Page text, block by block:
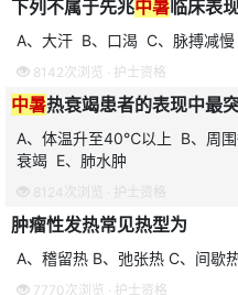
下列不属于先兆中暑临床表
A、大汗 B、口渴 C、脉搏减
8142次浏览 · 护士资格
中暑热衰竭患者的表现中最
A、体温升至40℃以上 B、周
衰竭 E、肺水肿
8124次浏览 · 护士资格
肿瘤性发热常见热型为
A、稽留热 B、弛张热 C、间歇
7770次浏览 · 护士资格